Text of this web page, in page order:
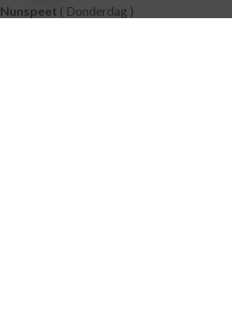
Nunspeet ( Donderdag )